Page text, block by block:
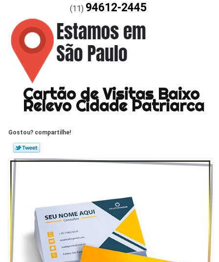
(11) 94612-2445
Cartão de Visitas Baixo
Relevo Cidade Patriarca
Gostou? compartilhe!